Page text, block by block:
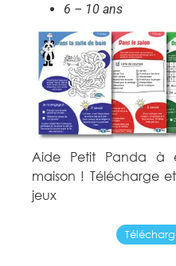
6 – 10 ans
Aide Petit Panda à
maison ! Télécharge
jeux